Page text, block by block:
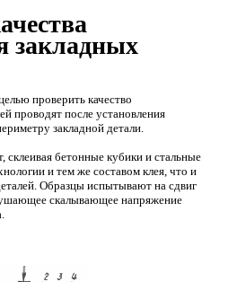
закладных
проверить качество
проводят после установления
закладной детали.
склеивая бетонные кубики и стальные
и тем же составом клея, что и
Образцы испытывают на сдвиг
скалывающее напряжение